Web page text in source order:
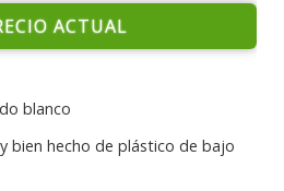
ACTUAL
blanco
bien hecho de plástico de bajo